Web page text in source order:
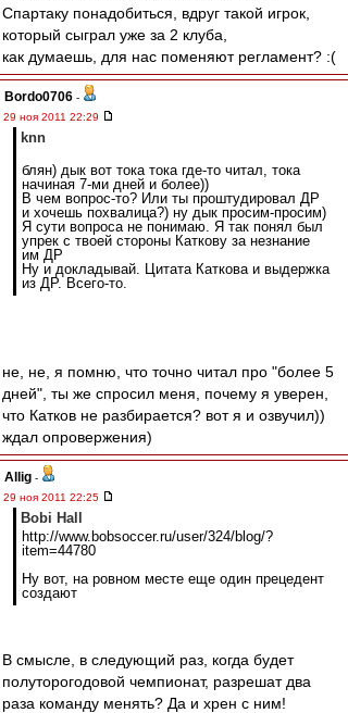
Спартаку понадобиться, вдруг такой игрок,
который сыграл уже за 2 клуба,
как думаешь, для нас поменяют регламент? :(
Bordo0706 -
29 ноя 2011 22:29
knn
блян) дык вот тока тока где-то читал, тока
начиная 7-ми дней и более))
В чем вопрос-то? Или ты проштудировал ДР
и хочешь похвалица?) ну дык просим-просим)
Я сути вопроса не понимаю. Я так понял был
упрек с твоей стороны Каткову за незнание
им ДР
Ну и докладывай. Цитата Каткова и выдержка
из ДР. Всего-то.
не, не, я помню, что точно читал про "более 5
дней", ты же спросил меня, почему я уверен,
что Катков не разбирается? вот я и озвучил))
ждал опровержения)
Allig -
29 ноя 2011 22:25
Bobi Hall
http://www.bobsoccer.ru/user/324/blog/?
item=44780
Ну вот, на ровном месте еще один прецедент
создают
В смысле, в следующий раз, когда будет
полуторогодовой чемпионат, разрешат два
раза команду менять? Да и хрен с ним!